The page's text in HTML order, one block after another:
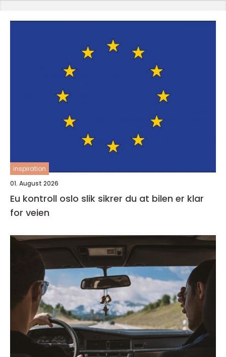
inspiration
01. August 2026
Eu kontroll oslo slik sikrer du at bilen er klar
for veien